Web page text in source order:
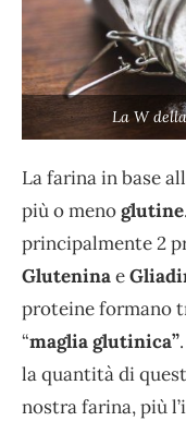
La W
La farina in base
più o menoglutine
principalmente 2
Gluteninae
proteine formano
“maglia glutinica”
la quantità di
nostra farina, più